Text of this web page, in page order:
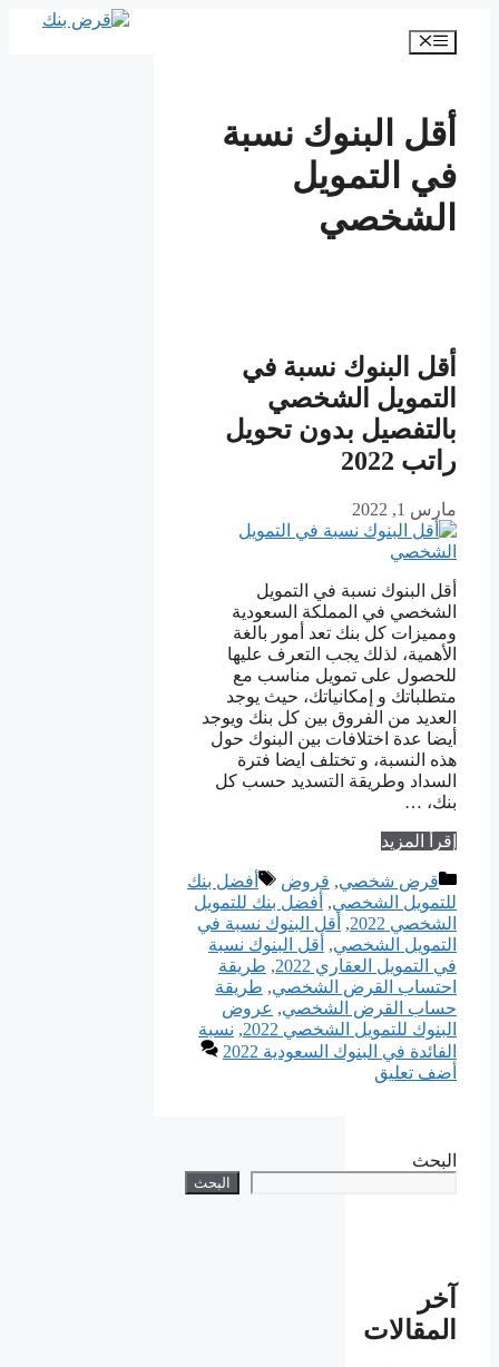
المحتوى
القائمة
أقل البنوك نسبة
في التمويل
الشخصي
أقل البنوك نسبة في
التمويل الشخصي
بالتفصيل بدون تحويل
راتب 2022
مارس 1, 2022
أقل البنوك نسبة في التمويل
الشخصي في المملكة السعودية
ومميزات كل بنك تعد أمور بالغة
الأهمية، لذلك يجب التعرف عليها
للحصول على تمويل مناسب مع
متطلباتك و إمكانياتك، حيث يوجد
العديد من الفروق بين كل بنك ويوجد
أيضا عدة اختلافات بين البنوك حول
هذه النسبة، و تختلف ايضا فترة
السداد وطريقة التسديد حسب كل
بنك، …
إقرأ المزيد
التصنيفات
قرض شخصي, قروض الوسوم
أفضل بنك
للتمويل الشخصي, ​أفضل بنك للتمويل
الشخصي 2022
, أقل البنوك نسبة في
التمويل الشخصي, أقل البنوك نسبة
في التمويل العقاري 2022
, طريقة
احتساب القرض الشخصي, طريقة
حساب القرض الشخصي, عروض
البنوك للتمويل الشخصي 2022
, نسبة
الفائدة في البنوك السعودية 2022
أضف تعليق
البحث
البحث
آخر
المقالات